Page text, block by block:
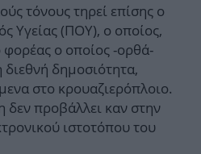
τόνους τηρεί επίσης ο
Υγείας (ΠΟΥ), ο οποίος,
φορέας ο οποίος -ορθά-
διεθνή δημοσιότητα,
στο κρουαζιερόπλοιο.
δεν προβάλλει καν στην
ιστοτόπου του